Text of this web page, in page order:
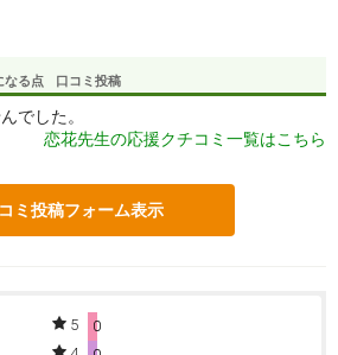
なる点 口コミ投稿
でした。
恋花先生の応援クチコミ一覧はこちら
ミ投稿フォーム表示
5
0